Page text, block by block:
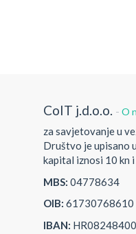
CoIT j.d.o.o. - O
za savjetovanje u
Društvo je upisano
kapital iznosi 10 kn
MBS: 04778634
OIB: 61730768610
IBAN: